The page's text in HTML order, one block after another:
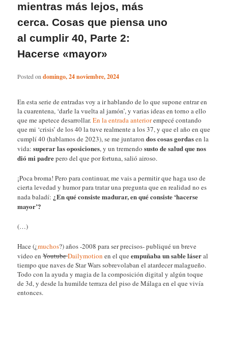
mientras más lejos, más
cerca. Cosas que piensa uno
al cumplir 40, Parte 2:
Hacerse «mayor»
Posted ondomingo, 24 noviembre, 2024
En esta serie de entradas voy a ir hablando de lo que supone entrar en
la cuarentena, ‘darle la vuelta al jamón’, y varias ideas en torno a ello
que me apetece desarrollar.En la entrada anteriorempecé contando
que mi ‘crisis’ de los 40 la tuve realmente a los 37, y que el año en que
cumplí 40 (hablamos de 2023), se me juntarondos cosas gordasen la
vida:superar las oposiciones, y un tremendosusto de salud que nos
dió mi padrepero del que por fortuna, salió airoso.
¡Poca broma! Pero para continuar, me vais a permitir que haga uso de
cierta levedad y humor para tratar una pregunta que en realidad no es
nada baladí: ¿En qué consiste madurar, en qué consiste ‘hacerse
mayor’?
(…)
Hace (¿muchos?) años -2008 para ser precisos- publiqué un breve
video enYoutubeDailymotionen el queempuñaba un sable láseral
tiempo que naves de Star Wars sobrevolaban el atardecer malagueño.
Todo con la ayuda y magia de la composición digital y algún toque
de 3d, y desde la humilde terraza del piso de Málaga en el que vivía
entonces.